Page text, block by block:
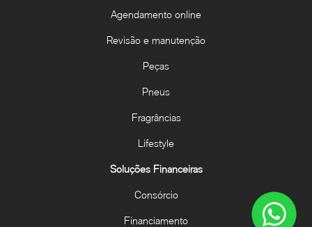
Agendamento online
Revisão e manutenção
Peças
Pneus
Fragrâncias
Lifestyle
Soluções Financeiras
Consórcio
Financiamento